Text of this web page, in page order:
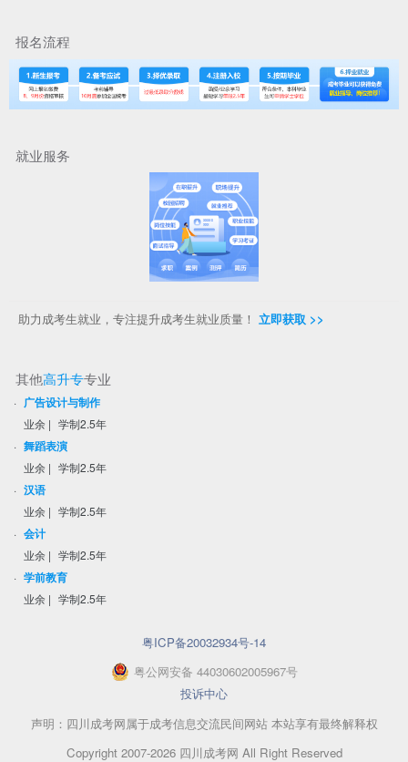
报名流程
就业服务
助力成考生就业，专注提升成考生就业质量！ 立即获取 >>
其他高升专专业
· 广告设计与制作
业余 | 学制2.5年
· 舞蹈表演
业余 | 学制2.5年
· 汉语
业余 | 学制2.5年
· 会计
业余 | 学制2.5年
· 学前教育
业余 | 学制2.5年
粤ICP备20032934号-14
粤公网安备 44030602005967号
投诉中心
声明：四川成考网属于成考信息交流民间网站 本站享有最终解释权
Copyright 2007-2026 四川成考网 All Right Reserved